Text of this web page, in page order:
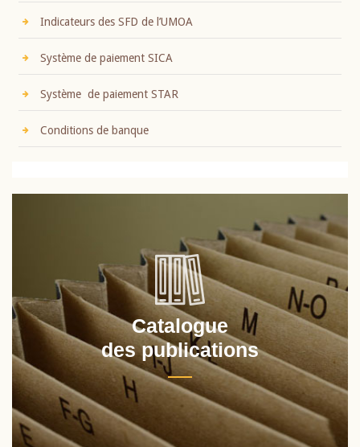
Indicateurs des SFD de l’UMOA
Système de paiement SICA
Système de paiement STAR
Conditions de banque
Catalogue
des publications